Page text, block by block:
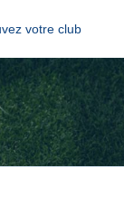
votre club